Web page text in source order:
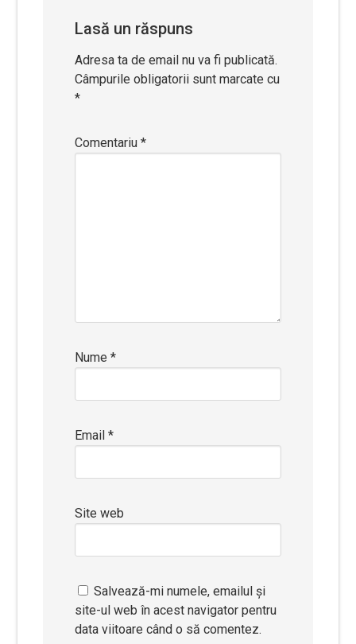
Lasă un răspuns
Adresa ta de email nu va fi publicată.
Câmpurile obligatorii sunt marcate cu
*
Comentariu*
Nume*
Email*
Site web
Salvează-mi numele, emailul și
site-ul web în acest navigator pentru
data viitoare când o să comentez.